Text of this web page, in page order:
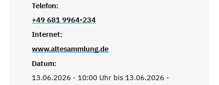
Telefon:
+49 681 9964-234
Internet:
www.altesammlung.de
Datum:
13.06.2026 - 10:00 Uhr bis 13.06.2026 -